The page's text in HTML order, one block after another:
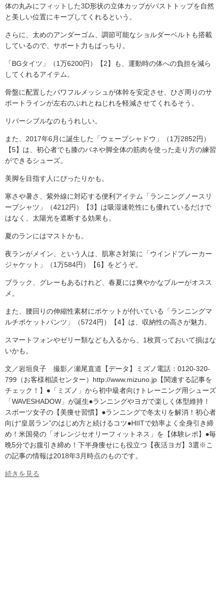
体の丸みにフィットした3D形状の立体カップがバストトップを自然
と美しい位置にキープしてくれるという。
さらに、太めのアンダーゴム、調節可能なショルダーベルトも搭載
しているので、サポート力もばっちり。
「BGタイツ」（1万6200円）【2】も、運動時の体への負担を減ら
してくれるアイテム。
骨盤に配置したパワフルメッシュが体幹を安定させ、ひざ周りのサ
ポートラインが左右のぶれとねじれを軽減させてくれるそう。
リバーシブルなのもうれしい。
また、2017年6月に誕生した「ウェーブシャドウ」（1万2852円）
【5】は、初心者でも膝のバネや脚全体の筋肉を使った走り方の練習
ができるシューズ。
美脚を目指す人にぴったりかも。
寒さや暑さ、紫外線に対応する便利アイテム「ランニングノースリ
ーブシャツ」（4212円）【3】は吸湿速乾性にも優れているだけで
はなく、太陽光を遮断する効果も。
夏のランにはマストかも。
夜ランがメイン、という人は、肌寒さ対策に「ウインドブレーカー
ジャケット」（1万584円）【6】をどうぞ。
ブラック、グレーもあるけれど、春夏には爽やかなブルーがオスス
メ。
また、腰回りの伸縮性素材にポケットが付いている「ランニングマ
ルチポケットパンツ」（5724円）【4】は、収納性の高さが魅力。
スマートフォンやゼリー類なども入るから、1枚買っておいて損はな
いかも。
文／岩垣良子 撮影／瀬尾直道【データ】ミズノ電話：0120-320-
799（お客様相談センター）http://www.mizuno.jp【関連する記事を
チェック！】●「ミズノ」から初中級者向けトレーニング用シューズ
「WAVESHADOW」が誕生●ランニングやヨガで楽しく体型維持！
スポーツ女子の【美痩せ習慣】●ランニングで冬太りを解消！初心者
向け“皇居ラン”のはじめ方と続けるコツ●HIITで効率よく全身引き締
め！米国発の「オレンジセオリーフィットネス」を【体験レポ】●毎
晩5分でお腹引き締め！下半身痩せにも役立つ【夜活ヨガ】3選※こ
の記事の情報は2018年3月時点のものです。
続きを見る